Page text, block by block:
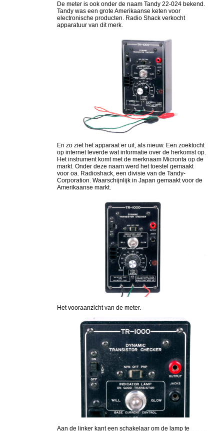
De meter is ook onder de naam Tandy 22-024 bekend.
Tandy was een grote Amerikaanse keten voor
electronische producten. Radio Shack verkocht
apparatuur van dit merk.
En zo ziet het apparaat er uit, als nieuw. Een zoektocht
op internet leverde wat informatie over de herkomst op.
Het instrument komt met de merknaam Micronta op de
markt. Onder deze naam werd het toestel gemaakt
voor oa. Radioshack, een divisie van de Tandy-
Corporation. Waarschijnlijk in Japan gemaakt voor de
Amerikaanse markt.
Het vooraanzicht van de meter.
Aan de linker kant een schakelaar om de lamp te